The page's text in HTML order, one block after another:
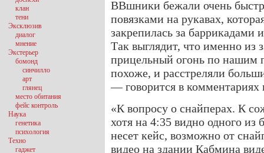
ВВшники бежали очень
повязками на рукавах,
закрепилась за баррикадами
Так выглядит, что именно из
прицельный огонь по нашим
похоже, и расстреляли
— говорится в комментариях
«К вопросу о снайперах. К
хотя на 4:35 видно одного из
несет кейс, возможно от
видео на здании Кабмина
клан
тени
Эксклюзив
диалог
мнение
Экстерьер
бомонд
синчилло
арт
глянец
место обитания
фейс контроль
Наука
генетика
психология
Техно
гаджет